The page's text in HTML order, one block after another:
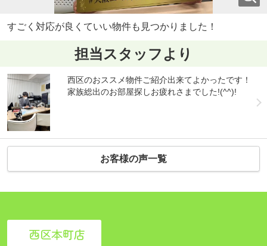
すごく対応が良くていい物件も見つかりました！
担当スタッフより
西区のおススメ物件ご紹介出来てよかったです！
家族総出のお部屋探しお疲れさまでした!(^^)!
お客様の声一覧
西区本町店